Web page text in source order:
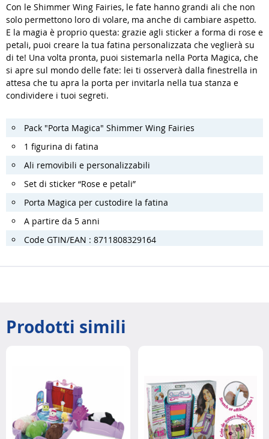
Con le Shimmer Wing Fairies, le fate hanno grandi ali che non
solo permettono loro di volare, ma anche di cambiare aspetto.
E la magia è proprio questa: grazie agli sticker a forma di rose e
petali, puoi creare la tua fatina personalizzata che veglierà su
di te! Una volta pronta, puoi sistemarla nella Porta Magica, che
si apre sul mondo delle fate: lei ti osserverà dalla finestrella in
attesa che tu apra la porta per invitarla nella tua stanza e
condividere i tuoi segreti.
Pack "Porta Magica" Shimmer Wing Fairies
1 figurina di fatina
Ali removibili e personalizzabili
Set di sticker “Rose e petali”
Porta Magica per custodire la fatina
A partire da 5 anni
Code GTIN/EAN : 8711808329164
Prodotti simili